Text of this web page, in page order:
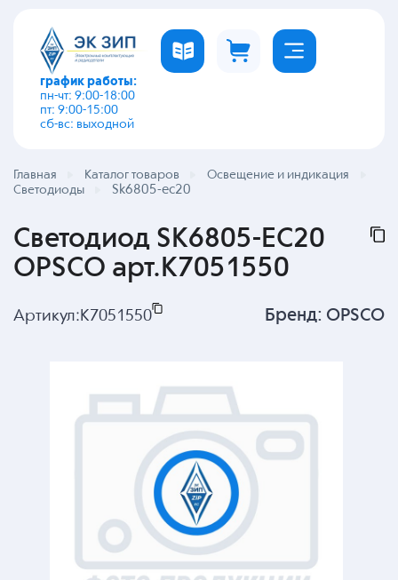
график работы:
пн-чт: 9:00-18:00
пт: 9:00-15:00
сб-вс: выходной
Главная Каталог товаров
Освещение и индикация
Светодиоды
Sk6805-ec20
Светодиод SK6805-EC20
OPSCO арт.K7051550
Артикул: K7051550 Бренд: OPSCO